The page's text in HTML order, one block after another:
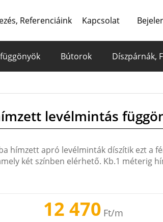
Referenciáink Kapcsolat
Bútorok Díszpárnák,
levélmintás
hímzett apró levélminták díszítik ezt a
két színben elérhető. Kb.1 méterig
12 470 Ft/m